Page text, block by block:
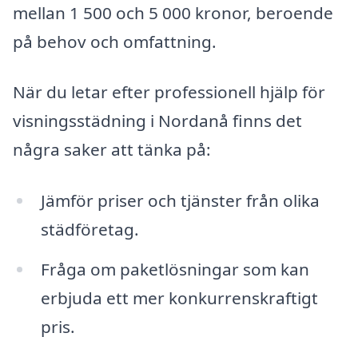
mellan 1 500 och 5 000 kronor, beroende
på behov och omfattning.
När du letar efter professionell hjälp för
visningsstädning i Nordanå finns det
några saker att tänka på:
Jämför priser och tjänster från olika
städföretag.
Fråga om paketlösningar som kan
erbjuda ett mer konkurrenskraftigt
pris.